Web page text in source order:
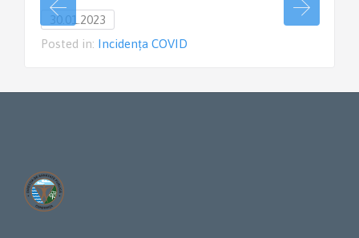
30.01.2023
Posted in: Incidența COVID